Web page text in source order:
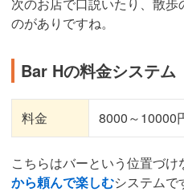
のがありですね。
Bar Hの料金システム
料金 8000～10000
こちらはバーという位置づ
から頼んで楽しむシステムで